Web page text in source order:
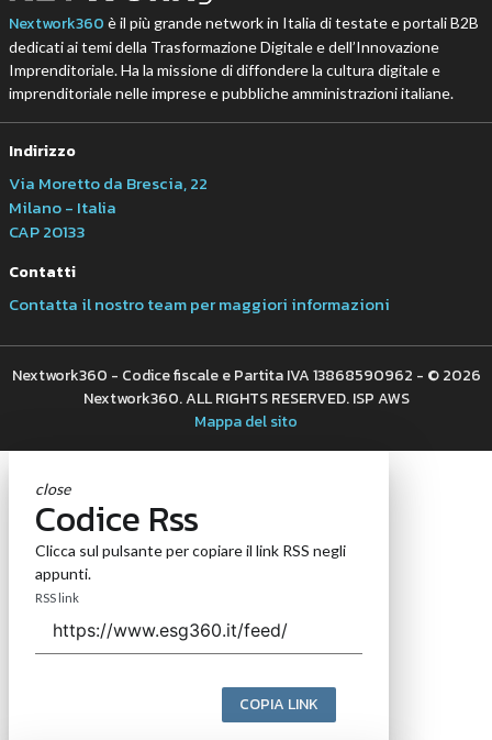
Nextwork360 è il più grande network in Italia di testate e portali B2B
dedicati ai temi della Trasformazione Digitale e dell’Innovazione
Imprenditoriale. Ha la missione di diffondere la cultura digitale e
imprenditoriale nelle imprese e pubbliche amministrazioni italiane.
Indirizzo
Via Moretto da Brescia, 22
Milano - Italia
CAP 20133
Contatti
Contatta il nostro team per maggiori informazioni
Nextwork360 - Codice fiscale e Partita IVA 13868590962 - © 2026
Nextwork360. ALL RIGHTS RESERVED. ISP AWS
Mappa del sito
close
Codice Rss
Clicca sul pulsante per copiare il link RSS negli
appunti.
RSS link
COPIA LINK